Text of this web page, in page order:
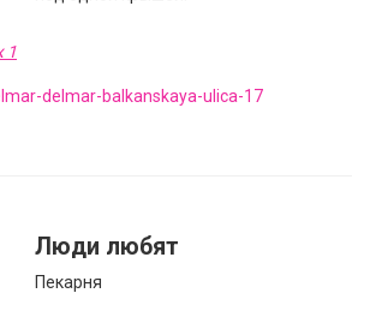
1
delmar-balkanskaya-ulica-17
Люди любят
Пекарня